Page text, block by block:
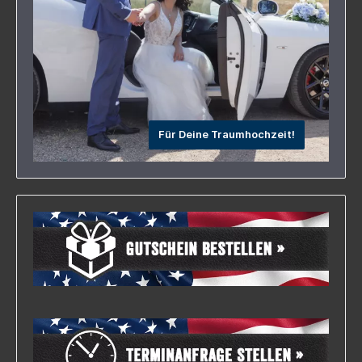
VerfassungMitzubringen sind:- festes Schuhwerk-
Personalausweis- Führerschein- EC-Karte (zur
Hinterlegung der Kaution in Höhe von 500,00
Für Deine Traumhochzeit!